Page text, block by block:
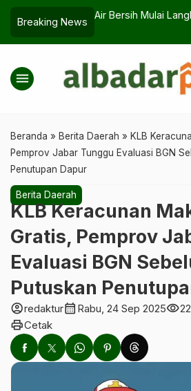
Breaking News
Menu Murah Rasa
menu
Beranda » Berita Daerah » KLB
Pemprov Jabar Tunggu Evaluasi BGN
Penutupan Dapur
Berita Daerah
KLB Keracunan
Gratis, Pemprov
Evaluasi BGN
Putuskan
account_circleredakturcalendar_month Rabu, 24 Sep 2025visibility
printCetak